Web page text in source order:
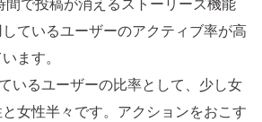
間で投稿が消えるストーリーズ機能
ているユーザーのアクティブ率が高
ます。
いるユーザーの比率として、少し女
女性半々です。アクションをおこす